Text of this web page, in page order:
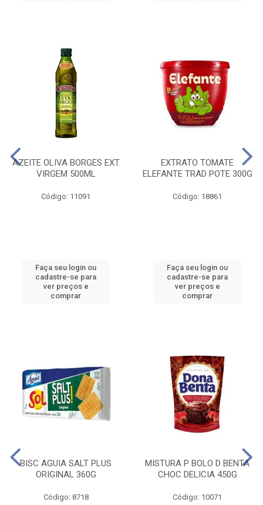
AZEITE OLIVA BORGES EXT
VIRGEM 500ML
Código: 11091
Faça seu login ou
cadastre-se para
ver preços e
comprar
EXTRATO TOMATE
ELEFANTE TRAD POTE 300G
Código: 18861
Faça seu login ou
cadastre-se para
ver preços e
comprar
BISC AGUIA SALT PLUS
ORIGINAL 360G
Código: 8718
MISTURA P BOLO D BENTA
CHOC DELICIA 450G
Código: 10071